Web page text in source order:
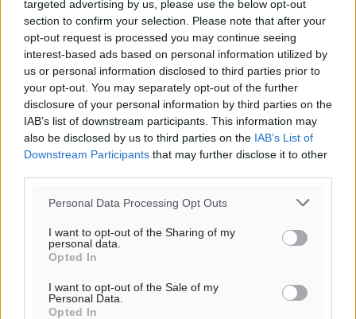
targeted advertising by us, please use the below opt-out
section to confirm your selection. Please note that after your
opt-out request is processed you may continue seeing
interest-based ads based on personal information utilized by
us or personal information disclosed to third parties prior to
your opt-out. You may separately opt-out of the further
disclosure of your personal information by third parties on the
IAB’s list of downstream participants. This information may
also be disclosed by us to third parties on the IAB’s List of
Downstream Participants that may further disclose it to other
Personal Data Processing Opt Outs
I want to opt-out of the Sharing of my
personal data.
Opted In
I want to opt-out of the Sale of my
Personal Data.
Opted In